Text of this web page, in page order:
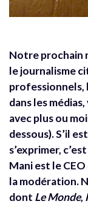
Notre prochain
le journalisme
professionnels,
dans les
avec plus ou
dessous). S’il
s’exprimer,
Mani est le
la modération.
dont Le Monde,